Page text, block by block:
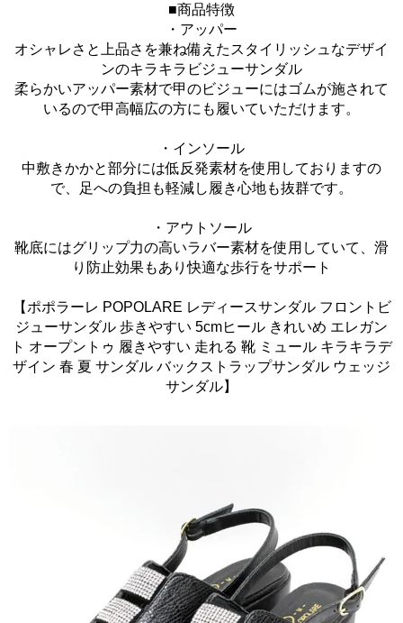
■商品特徴
・アッパー
オシャレさと上品さを兼ね備えたスタイリッシュなデザイ
ンのキラキラビジューサンダル
柔らかいアッパー素材で甲のビジューにはゴムが施されて
いるので甲高幅広の方にも履いていただけます。
・インソール
中敷きかかと部分には低反発素材を使用しておりますの
で、足への負担も軽減し履き心地も抜群です。
・アウトソール
靴底にはグリップ力の高いラバー素材を使用していて、滑
り防止効果もあり快適な歩行をサポート
【ポポラーレ POPOLARE レディースサンダル フロントビ
ジューサンダル 歩きやすい 5cmヒール きれいめ エレガン
ト オープントゥ 履きやすい 走れる 靴 ミュール キラキラデ
ザイン 春 夏 サンダル バックストラップサンダル ウェッジ
サンダル】